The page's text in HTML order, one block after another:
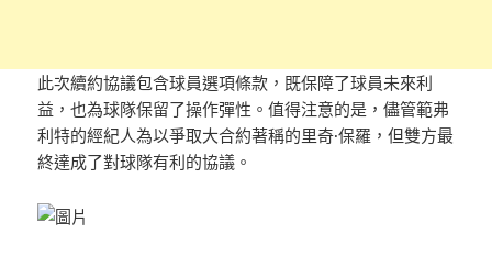
此次續約協議包含球員選項條款，既保障了球員未來利
益，也為球隊保留了操作彈性。值得注意的是，儘管範弗
利特的經紀人為以爭取大合約著稱的里奇·保羅，但雙方最
終達成了對球隊有利的協議。